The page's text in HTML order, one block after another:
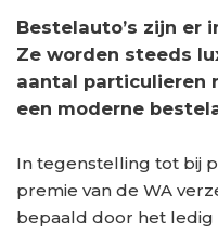
Bestelauto’s zijn er
Ze worden steeds
aantal particulieren
een moderne
In tegenstelling tot bij
premie van de WA
bepaald door het ledig